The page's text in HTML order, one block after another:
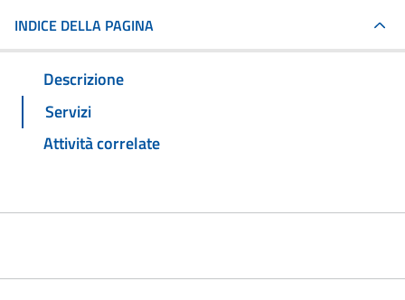
INDICE DELLA PAGINA
Descrizione
Servizi
Attività correlate